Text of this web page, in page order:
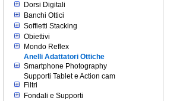
Dorsi Digitali
Banchi Ottici
Soffietti Stacking
Obiettivi
Mondo Reflex
Anelli Adattatori Ottiche
Smartphone Photography
Supporti Tablet e Action cam
Filtri
Fondali e Supporti